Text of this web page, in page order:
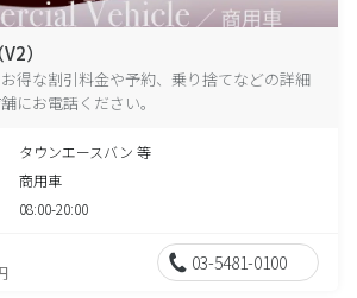
）
得な割引料金や予約、乗り捨てなどの詳細
にお電話ください。
タウンエースバン 等
商用車
08:00-20:00
03-5481-0100